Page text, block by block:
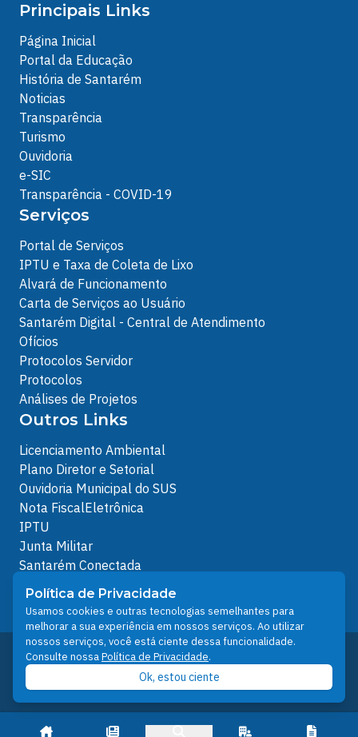
Principais Links
Página Inicial
Portal da Educação
História de Santarém
Noticias
Transparência
Turismo
Ouvidoria
e-SIC
Transparência - COVID-19
Serviços
Portal de Serviços
IPTU e Taxa de Coleta de Lixo
Alvará de Funcionamento
Carta de Serviços ao Usuário
Santarém Digital - Central de Atendimento
Ofícios
Protocolos Servidor
Protocolos
Análises de Projetos
Outros Links
Licenciamento Ambiental
Plano Diretor e Setorial
Ouvidoria Municipal do SUS
Nota FiscalEletrônica
IPTU
Junta Militar
Santarém Conectada
Política de Privacidade
People illustrations by Storyset
Desenvolvido pelo Núcleo Técnico de Gestão de
Tecnologia da Informação - NTI
Prefeitura de Santarém © 2026
Política de Privacidade
Usamos cookies e outras tecnologias semelhantes para
melhorar a sua experiência em nossos serviços. Ao utilizar
nossos serviços, você está ciente dessa funcionalidade.
Consulte nossaPolítica de Privacidade.
Ok, estou ciente